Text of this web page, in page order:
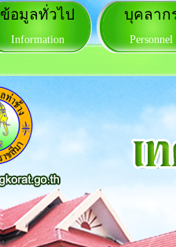
ข้อมูลทั่วไป
Information
บุคลาก
Personnel